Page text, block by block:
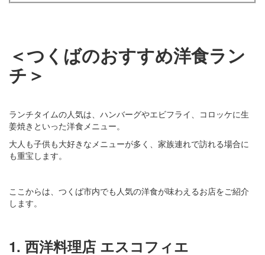
＜つくばのおすすめ洋食ラン
チ＞
ランチタイムの人気は、ハンバーグやエビフライ、コロッケに生
姜焼きといった洋食メニュー。
大人も子供も大好きなメニューが多く、家族連れで訪れる場合に
も重宝します。
ここからは、つくば市内でも人気の洋食が味わえるお店をご紹介
します。
1. 西洋料理店 エスコフィエ